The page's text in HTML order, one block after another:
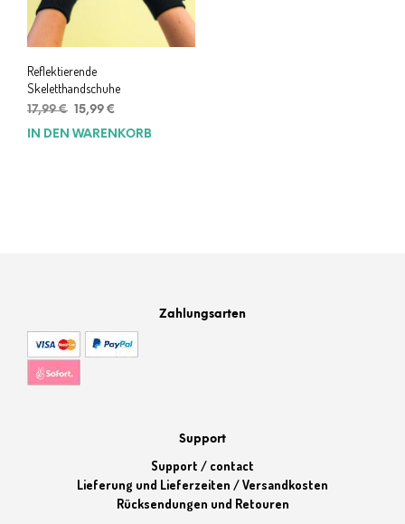
Reflektierende
Skeletthandschuhe
17,99€ Ursprünglicher
Preis
15,99 €
Preis
IN DEN WARENKORB
Zahlungsarten
Support
Support / contact
Lieferung und Lieferzeiten / Versandkosten
Rücksendungen und Retouren